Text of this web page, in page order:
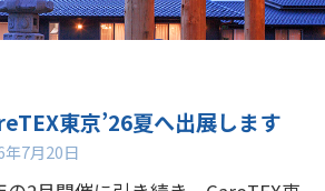
東京’26夏へ出展します
年7月20日